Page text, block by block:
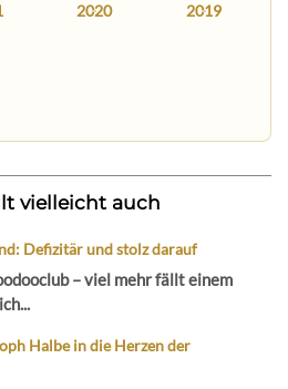
2020 2019
vielleicht auch
Defizitär und stolz darauf
– viel mehr fällt einem
Halbe in die Herzen der